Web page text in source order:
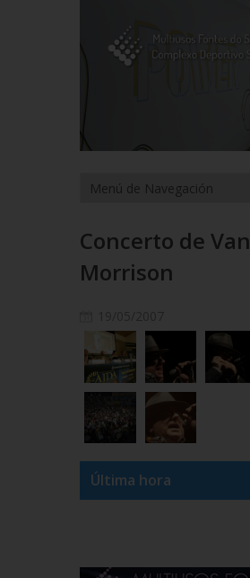
Concerto de Van
Morrison
Última hora